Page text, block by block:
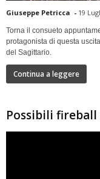
Giuseppe Petricca - 19
Torna il consueto
protagonista di questa
del Sagittario.
Continua a leggere
Possibili fireball